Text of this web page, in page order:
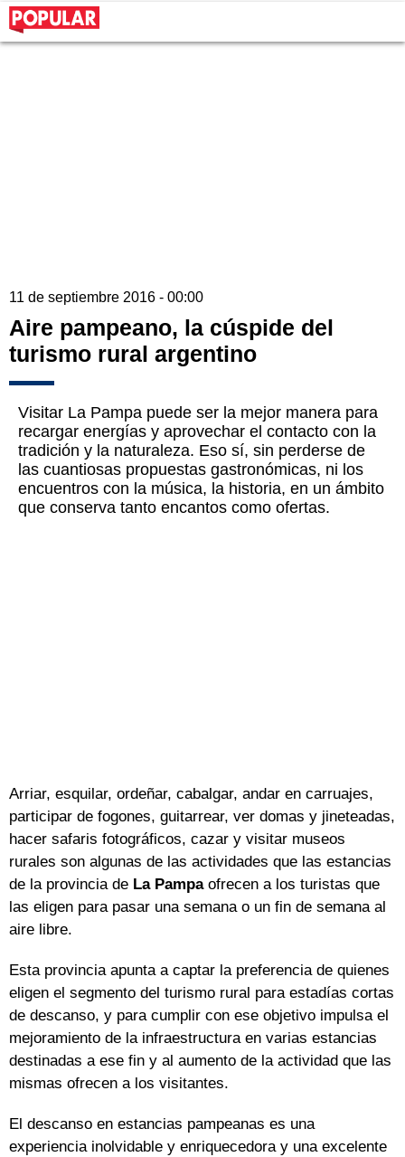
11 de septiembre 2016 - 00:00
Aire pampeano, la cúspide del
turismo rural argentino
Visitar La Pampa puede ser la mejor manera para
recargar energías y aprovechar el contacto con la
tradición y la naturaleza. Eso sí, sin perderse de
las cuantiosas propuestas gastronómicas, ni los
encuentros con la música, la historia, en un ámbito
que conserva tanto encantos como ofertas.
Arriar, esquilar, ordeñar, cabalgar, andar en carruajes,
participar de fogones, guitarrear, ver domas y jineteadas,
hacer safaris fotográficos, cazar y visitar museos
rurales son algunas de las actividades que las estancias
de la provincia de La Pampaofrecen a los turistas que
las eligen para pasar una semana o un fin de semana al
aire libre.
Esta provincia apunta a captar la preferencia de quienes
eligen el segmento del turismo rural para estadías cortas
de descanso, y para cumplir con ese objetivo impulsa el
mejoramiento de la infraestructura en varias estancias
destinadas a ese fin y al aumento de la actividad que las
mismas ofrecen a los visitantes.
El descanso en estancias pampeanas es una
experiencia inolvidable y enriquecedora y una excelente